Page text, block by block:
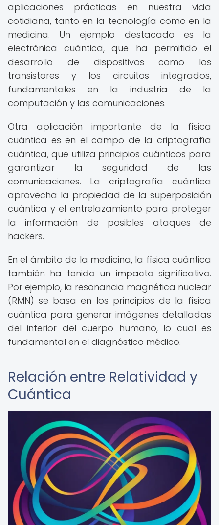
aplicaciones prácticas en nuestra vida
cotidiana, tanto en la tecnología como en la
medicina. Un ejemplo destacado es la
electrónica cuántica, que ha permitido el
desarrollo de dispositivos como los
transistores y los circuitos integrados,
fundamentales en la industria de la
computación y las comunicaciones.
Otra aplicación importante de la física
cuántica es en el campo de la criptografía
cuántica, que utiliza principios cuánticos para
garantizar la seguridad de las
comunicaciones. La criptografía cuántica
aprovecha la propiedad de la superposición
cuántica y el entrelazamiento para proteger
la información de posibles ataques de
hackers.
En el ámbito de la medicina, la física cuántica
también ha tenido un impacto significativo.
Por ejemplo, la resonancia magnética nuclear
(RMN) se basa en los principios de la física
cuántica para generar imágenes detalladas
del interior del cuerpo humano, lo cual es
fundamental en el diagnóstico médico.
Relación entre Relatividad y
Cuántica